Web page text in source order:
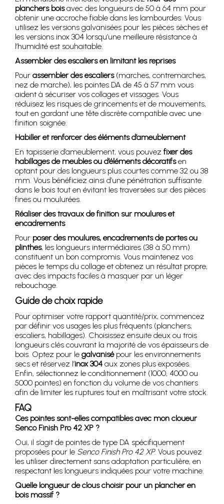
planchers boisavec des longueurs de 50 à 64 mm pour
obtenir une accroche fiable dans les lambourdes. Vous
utilisez les versions galvanisées pour les pièces sèches et
les versions inox 304 lorsqu’une meilleure résistance à
l’humidité est souhaitable.
Assembler des escaliers en limitant les reprises
Pour assembler des escaliers(marches, contremarches,
nez de marche), les pointes DA de 45 à 57 mm vous
aident à sécuriser vos collages et vissages. Vous
réduisez les risques de grincements et de mouvements,
tout en gardant une tête discrète compatible avec une
finition soignée.
Habiller et renforcer des éléments d’ameublement
En tapisserie d’ameublement, vous pouvez fixer des
habillages de meubles ou d’éléments décoratifsen
optant pour des longueurs plus courtes comme 32 ou 38
mm. Vous bénéficiez ainsi d’une pénétration suffisante
dans le bois tout en évitant les traversées sur des pièces
fines ou moulurées.
Réaliser des travaux de finition sur moulures et
encadrements
Pour poser des moulures, encadrements de portes ou
plinthes, les longueurs intermédiaires (38 à 50 mm)
constituent un bon compromis. Vous maintenez vos
pièces le temps du collage et obtenez un résultat propre,
avec des impacts faciles à masquer par un léger
rebouchage.
Guide de choix rapide
Pour optimiser votre rapport quantité/prix, commencez
par définir vos usages les plus fréquents (planchers,
escaliers, habillages). Choisissez ensuite deux ou trois
longueurs clés couvrant la majorité de vos épaisseurs de
bois. Optez pour le galvanisépour les environnements
secs et réservez l’inox 304 aux zones plus exposées.
Enfin, sélectionnez le conditionnement (1000, 4000 ou
5000 pointes) en fonction du volume de vos chantiers
afin de limiter les ruptures tout en maîtrisant votre stock.
FAQ
Ces pointes sont-elles compatibles avec mon cloueur
Senco Finish Pro 42 XP ?
Oui, il s’agit de pointes de type DA spécifiquement
proposées pour le Senco Finish Pro 42 XP. Vous pouvez
les utiliser directement sans adaptation particulière, en
respectant les longueurs indiquées pour votre machine.
Quelle longueur de clous choisir pour un plancher en
bois massif ?